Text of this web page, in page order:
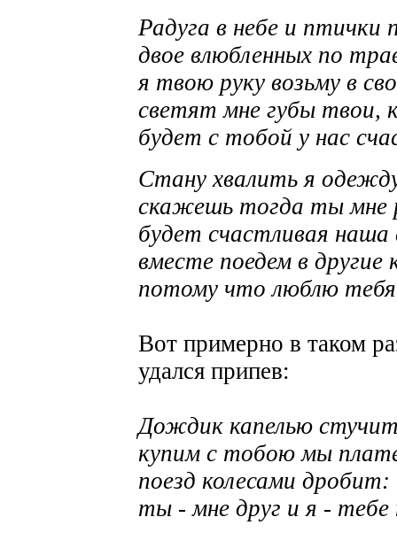
Радуга в небе и птички
двое влюбленных по
я твою руку возьму в
светят мне губы твои,
будет с тобой у нас
Стану хвалить я
скажешь тогда ты мне
будет счастливая наша
вместе поедем в другие
потому что люблю
Вот примерно в таком
удался припев:
Дождик капелью
купим с тобою мы
поезд колесами
ты - мне друг и я -